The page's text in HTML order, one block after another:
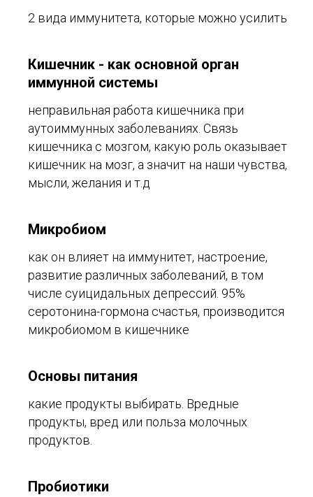
2 вида иммунитета, которые можно усилить
Кишечник - как основной орган
иммунной системы
неправильная работа кишечника при
аутоиммунных заболеваниях. Связь
кишечника с мозгом, какую роль оказывает
кишечник на мозг, а значит на наши чувства,
мысли, желания и т.д
Микробиом
как он влияет на иммунитет, настроение,
развитие различных заболеваний, в том
числе суицидальных депрессий. 95%
серотонина-гормона счастья, производится
микробиомом в кишечнике
Основы питания
какие продукты выбирать. Вредные
продукты, вред или польза молочных
продуктов.
Пробиотики